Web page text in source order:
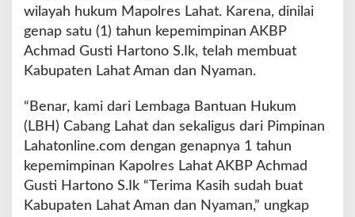
wilayah hukum Mapolres Lahat. Karena, dinilai
genap satu (1) tahun kepemimpinan AKBP
Achmad Gusti Hartono S.Ik, telah membuat
Kabupaten Lahat Aman dan Nyaman.
“Benar, kami dari Lembaga Bantuan Hukum
(LBH) Cabang Lahat dan sekaligus dari Pimpinan
Lahatonline.com dengan genapnya 1 tahun
kepemimpinan Kapolres Lahat AKBP Achmad
Gusti Hartono S.Ik “Terima Kasih sudah buat
Kabupaten Lahat Aman dan Nyaman,” ungkap